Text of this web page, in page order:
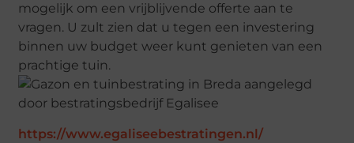
mogelijk om een vrijblijvende offerte aan te
vragen. U zult zien dat u tegen een investering
binnen uw budget weer kunt genieten van een
prachtige tuin.
https://www.egaliseebestratingen.nl/